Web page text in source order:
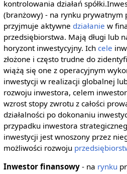
kontrolowania działań
(branżowy) - na rynku prywatnym
przyjmuje aktywne działanie w
przedsiębiorstwa. Mają długi lub
horyzont inwestycyjny. Ich cele
złożone i często trudne do
wiążą się one z operacyjnym
inwestycji w realizacji globalnej
rozwoju inwestora, celem
wzrost stopy zwrotu z całości
działalności po dokonaniu
przypadku inwestora
inwestycji jest wnoszony przez
możliwości rozwoju
Inwestor finansowy- na rynku